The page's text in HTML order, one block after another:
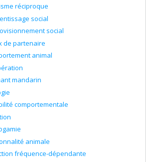
réciproque
social
social
de partenaire
animal
mandarin
comportementale
animale
fréquence-dépendante